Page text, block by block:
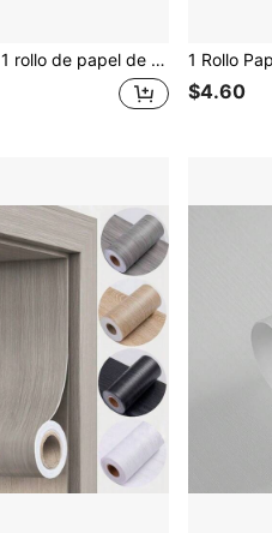
1 rollo de papel de contacto amarillo, papel tapiz decorativo autoadhesivo de vinilo, decoración de pared para sala de estar, impermeable y a prueba de aceite, papel tapiz de vinilo autoadhesivo para decoración de sala de estar, armarios, cómodas, revestimientos de cajones, decoración de cocina, pegatinas de pared
$4.60